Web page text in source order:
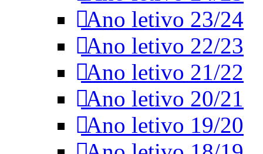
Ano letivo 23/24
Ano letivo 22/23
Ano letivo 21/22
Ano letivo 20/21
Ano letivo 19/20